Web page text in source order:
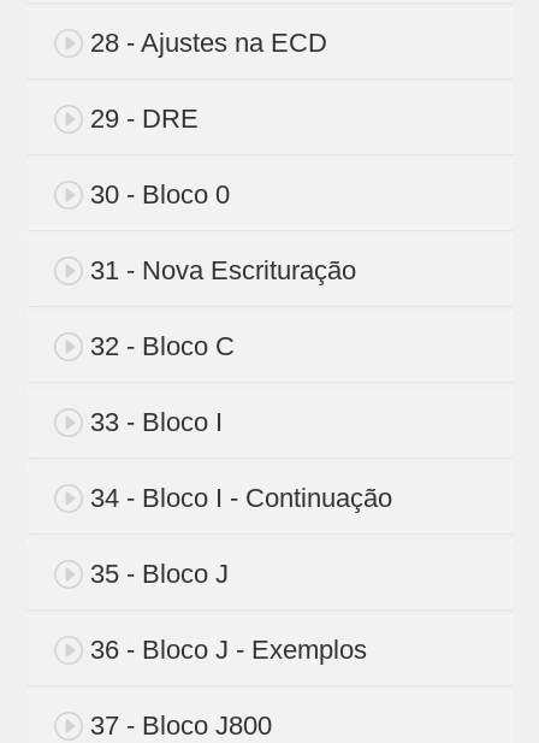
28 - Ajustes na ECD
29 - DRE
30 - Bloco 0
31 - Nova Escrituração
32 - Bloco C
33 - Bloco I
34 - Bloco I - Continuação
35 - Bloco J
36 - Bloco J - Exemplos
37 - Bloco J800